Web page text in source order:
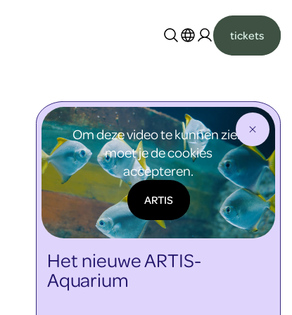
tickets
Om deze video te kunnen zien
moet je de cookies
accepteren.
ARTIS
Het nieuwe ARTIS-
Aquarium